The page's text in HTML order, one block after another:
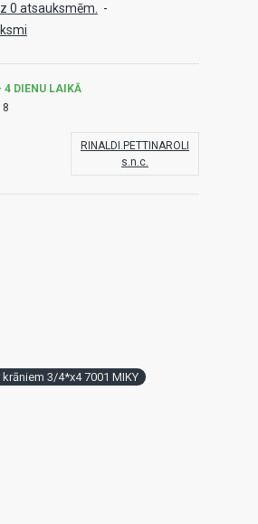
0 atsauksmēm.
-
4 DIENU LAIKĀ
RINALDI.PETTINAROLI
s.n.c.
3/4*x4 7001 MIKY